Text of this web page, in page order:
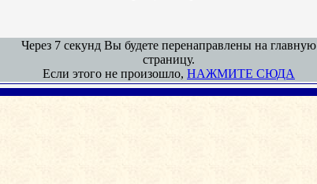
Через 7 секунд Вы будете перенаправлены на главную
страницу.
Если этого не произошло, НАЖМИТЕ СЮДА